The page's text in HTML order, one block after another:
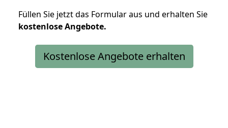
Füllen Sie jetzt das Formular aus und erhalten Sie
kostenloseAngebote.
Kostenlose Angebote erhalten